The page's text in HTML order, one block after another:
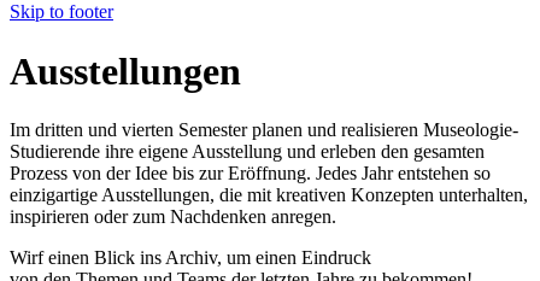
Skip to footer
Ausstellungen
Im dritten und vierten Semester planen und realisieren Museologie-
Studierende ihre eigene Ausstellung und erleben den gesamten
Prozess von der Idee bis zur Eröffnung. Jedes Jahr entstehen so
einzigartige Ausstellungen, die mit kreativen Konzepten unterhalten,
inspirieren oder zum Nachdenken anregen.
Wirf einen Blick ins Archiv, um einen Eindruck